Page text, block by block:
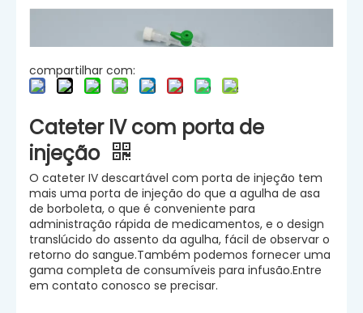
compartilhar com:
Cateter IV com porta de
injeção
O cateter IV descartável com porta de injeção tem
mais uma porta de injeção do que a agulha de asa
de borboleta, o que é conveniente para
administração rápida de medicamentos, e o design
translúcido do assento da agulha, fácil de observar o
retorno do sangue.Também podemos fornecer uma
gama completa de consumíveis para infusão.Entre
em contato conosco se precisar.